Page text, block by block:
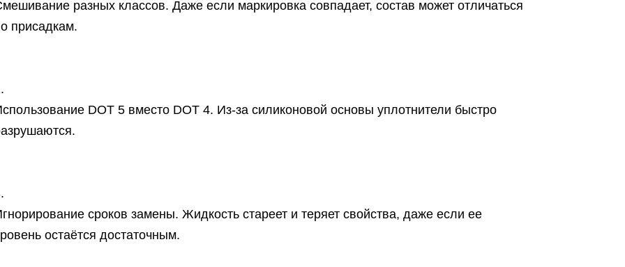
разных классов. Даже если маркировка совпадает, состав может отличаться
присадкам.
DOT 5 вместо DOT 4. Из-за силиконовой основы уплотнители быстро
сроков замены. Жидкость стареет и теряет свойства, даже если ее
остаётся достаточным.